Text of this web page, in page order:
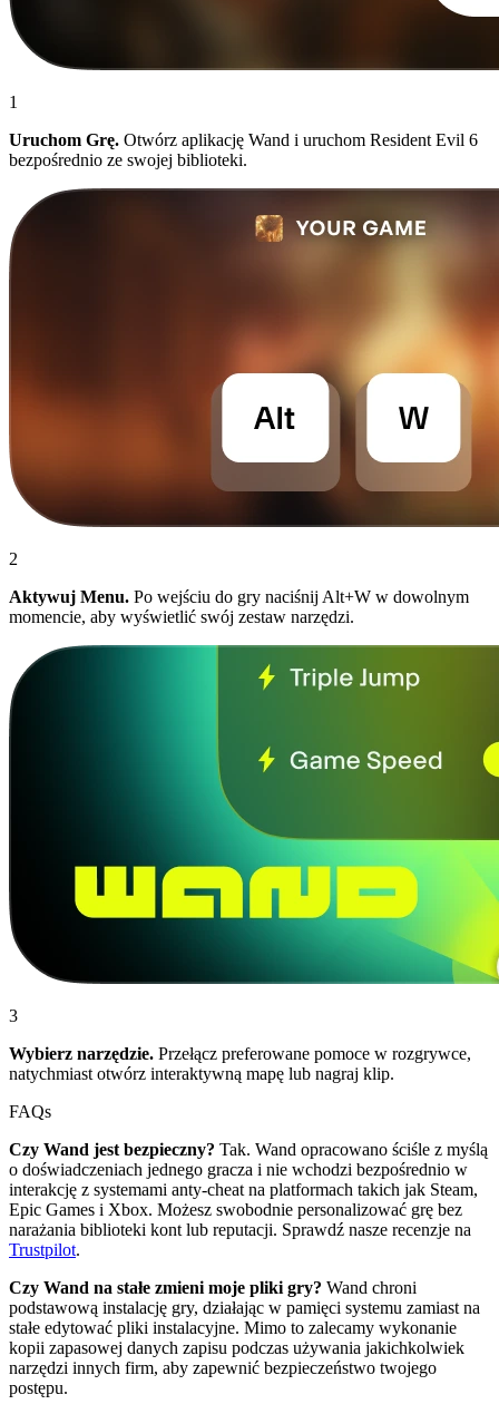
1
Uruchom Grę. Otwórz aplikację Wand i uruchom Resident Evil 6
bezpośrednio ze swojej biblioteki.
2
Aktywuj Menu. Po wejściu do gry naciśnij Alt+W w dowolnym
momencie, aby wyświetlić swój zestaw narzędzi.
3
Wybierz narzędzie. Przełącz preferowane pomoce w rozgrywce,
natychmiast otwórz interaktywną mapę lub nagraj klip.
FAQs
Czy Wand jest bezpieczny? Tak. Wand opracowano ściśle z myślą
o doświadczeniach jednego gracza i nie wchodzi bezpośrednio w
interakcję z systemami anty-cheat na platformach takich jak Steam,
Epic Games i Xbox. Możesz swobodnie personalizować grę bez
narażania biblioteki kont lub reputacji. Sprawdź nasze recenzje na
Trustpilot.
Czy Wand na stałe zmieni moje pliki gry? Wand chroni
podstawową instalację gry, działając w pamięci systemu zamiast na
stałe edytować pliki instalacyjne. Mimo to zalecamy wykonanie
kopii zapasowej danych zapisu podczas używania jakichkolwiek
narzędzi innych firm, aby zapewnić bezpieczeństwo twojego
postępu.